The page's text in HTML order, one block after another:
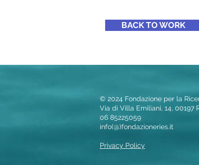
BACK TO WORK
© 2024 Fondazione per la
Via di Villa Emiliani, 14, 00197
06 85225059
info(@)fondazioneries.it
Privacy Policy